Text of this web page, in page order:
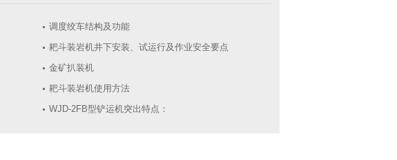
调度绞车结构及功能
耙斗装岩机井下安装、试运行及作业安全要点
金矿扒装机
耙斗装岩机使用方法
WJD-2FB型铲运机突出特点：